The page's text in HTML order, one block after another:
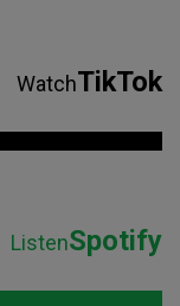
WatchTikTok
ListenSpotify